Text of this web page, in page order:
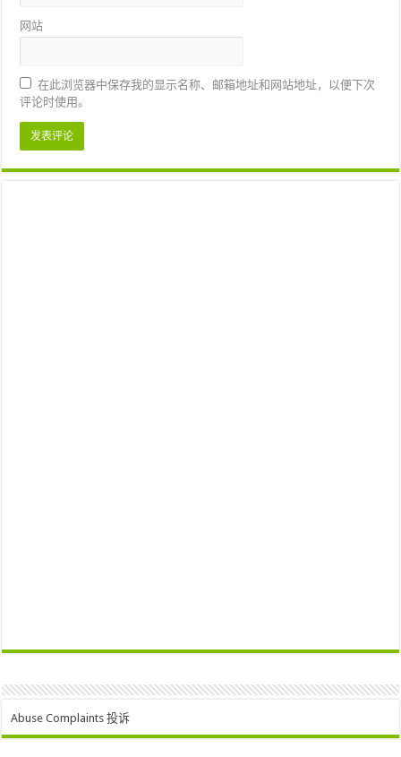
网站
在此浏览器中保存我的显示名称、邮箱地址和网站地址，以便下次
评论时使用。
Abuse Complaints 投诉